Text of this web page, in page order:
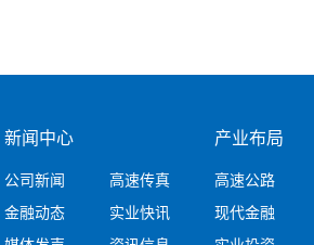
新闻中心
公司新闻
高速传真
金融动态
实业快讯
产业布局
高速公路
现代金融